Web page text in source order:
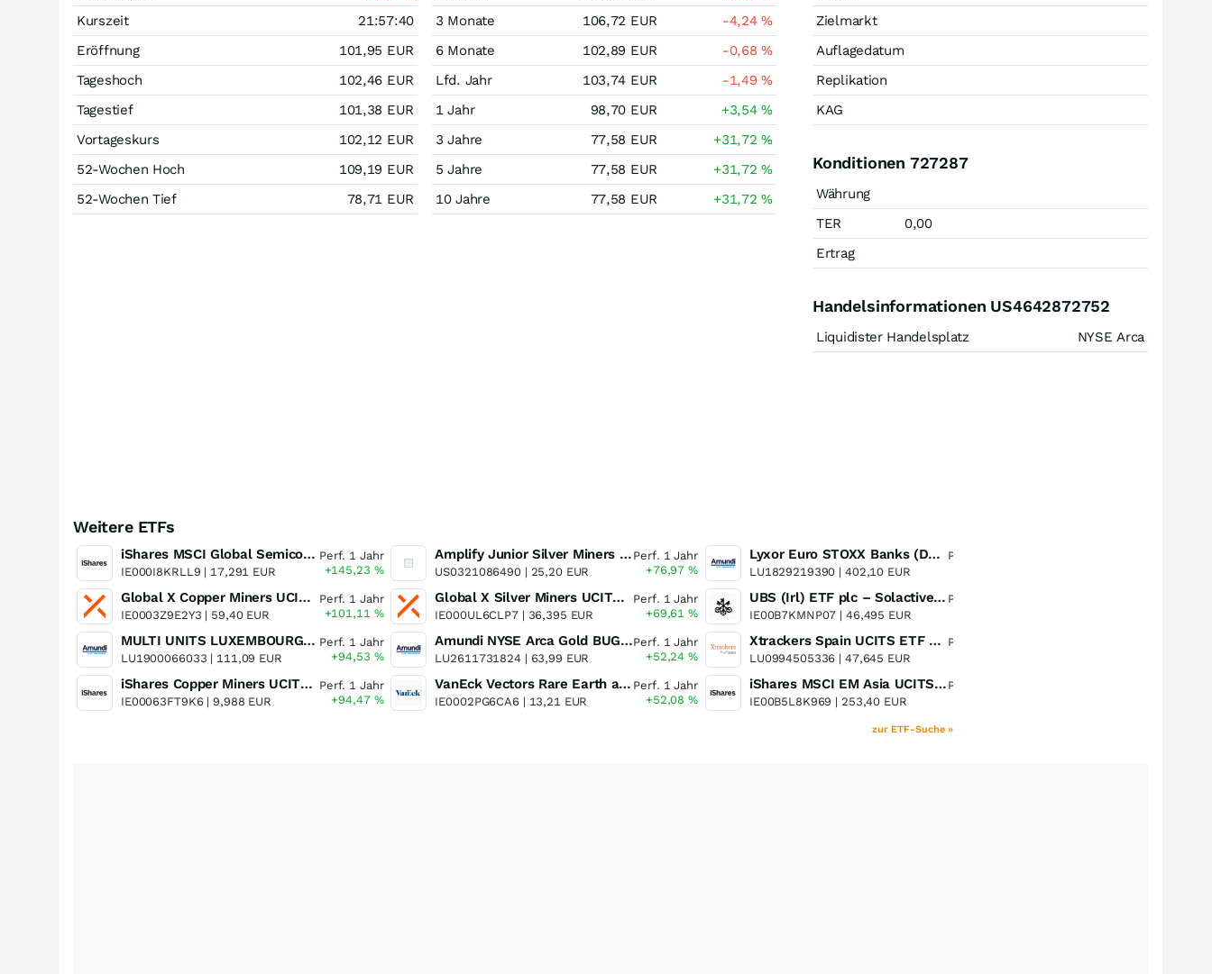
Kurszeit
21:57:40
Eröffnung
101,95 EUR
Tageshoch
102,46 EUR
Tagestief
101,38 EUR
Vortageskurs
102,12 EUR
52-Wochen Hoch
109,19 EUR
52-Wochen Tief
78,71 EUR
3 Monate
106,72 EUR -4,24%
6 Monate
102,89 EUR -0,68%
Lfd. Jahr
103,74 EUR -1,49%
1 Jahr
98,70 EUR +3,54%
3 Jahre
77,58 EUR +31,72%
5 Jahre
77,58 EUR +31,72%
10 Jahre
77,58 EUR +31,72%
Zielmarkt
Auflagedatum
Replikation
KAG
Konditionen 727287
Währung
TER
0,00
Ertrag
Handelsinformationen US4642872752
Liquidister Handelsplatz NYSE Arca
Weitere ETFs
iShares MSCI Global Semiconductors UCITS ETF USD (Acc)
IE000I8KRLL9 | 17,291 EUR
Perf. 1 Jahr
+145,23 %
Global X Copper Miners UCITS ETF USD Acc
IE0003Z9E2Y3 | 59,40 EUR
Perf. 1 Jahr
+101,11 %
MULTI UNITS LUXEMBOURG - Lyxor MSCI Semiconductors ESG Filtered
LU1900066033 | 111,09 EUR
Perf. 1 Jahr
+94,53 %
iShares Copper Miners UCITS ETF
IE00063FT9K6 |9,988 EUR
Perf. 1 Jahr
+94,47 %
Amplify Junior Silver Miners ETF Junior Silver Miners ETF
US0321086490 | 25,20 EUR
Perf. 1 Jahr
+76,97%
Global X Silver Miners UCITS ETF
IE000UL6CLP7 | 36,395 EUR
Perf. 1 Jahr
+69,61%
Amundi NYSE Arca Gold BUGS UCITS ETF Dist
LU2611731824 | 63,99 EUR
Perf. 1 Jahr
+52,24%
VanEck Vectors Rare Earth and Strategic Metals UCITS ETF
IE0002PG6CA6 | 13,21 EUR
Perf. 1 Jahr
+52,08%
Lyxor Euro STOXX Banks (DR) UCITS ETF- Acc
LU1829219390 | 402,10 EUR
Perf. 1 Jahr
UBS (Irl) ETF plc – Solactive Global Pure Gold Miners UCITS ETF - A Dis USD o.N.
IE00B7KMNP07 | 46,495 EUR
Perf. 1 Jahr
Xtrackers Spain UCITS ETF Distribution
LU0994505336 | 47,645 EUR
Perf. 1 Jahr
iShares MSCI EM Asia UCITS ETF
IE00B5L8K969 | 253,40 EUR
Perf. 1 Jahr
zur ETF-Suche »